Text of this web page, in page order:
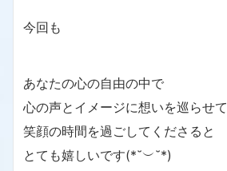
今回も
あなたの心の自由の中で
心の声とイメージに想いを巡らせて
笑顔の時間を過ごしてくださると
とても嬉しいです(*˘︶˘*)